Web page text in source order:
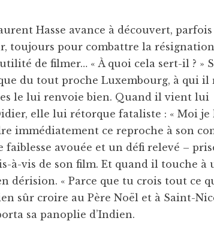
Hasse avance à découvert,
toujours pour combattre la
de filmer… « À quoi cela sert-il ? »
du tout proche Luxembourg, à qui il
le lui renvoie bien. Quand il vient lui
elle lui rétorque fataliste : « Moi je
immédiatement ce reproche à son
avouée et un défi relevé –
à-vis de son film. Et quand il touche à
dérision. « Parce que tu crois tout ce
sûr croire au Père Noël et à Saint-
sa panoplie d’Indien.